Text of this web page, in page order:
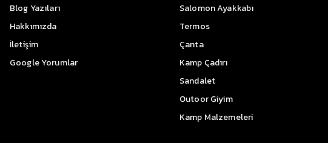
Blog Yazıları
Hakkımızda
İletişim
Google Yorumlar
Salomon Ayakkabı
Termos
Çanta
Kamp Çadırı
Sandalet
Outoor Giyim
Kamp Malzemeleri